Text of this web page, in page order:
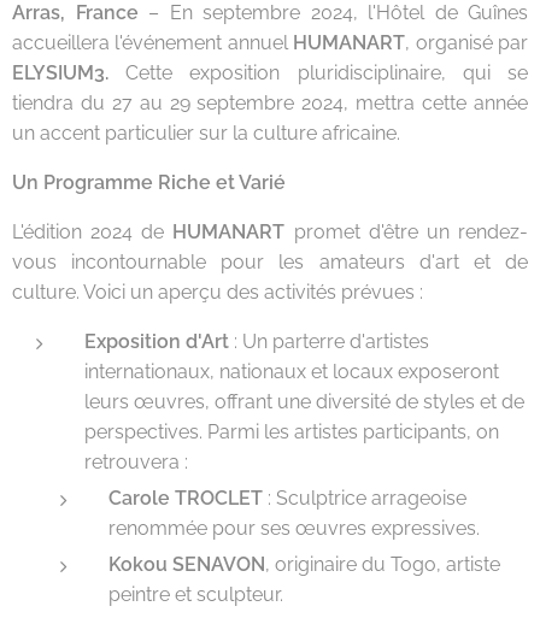
Arras, France – En septembre 2024, l'Hôtel de Guînes
accueillera l'événement annuel HUMANART, organisé par
ELYSIUM3. Cette exposition pluridisciplinaire, qui se
tiendra du 27 au 29 septembre 2024, mettra cette année
un accent particulier sur la culture africaine.
Un Programme Riche et Varié
L'édition 2024 de HUMANART promet d'être un rendez-
vous incontournable pour les amateurs d'art et de
culture. Voici un aperçu des activités prévues :
Exposition d'Art : Un parterre d'artistes
internationaux, nationaux et locaux exposeront
leurs œuvres, offrant une diversité de styles et de
perspectives. Parmi les artistes participants, on
retrouvera :
Carole TROCLET : Sculptrice arrageoise
renommée pour ses œuvres expressives.
Kokou SENAVON, originaire du Togo, artiste
peintre et sculpteur.